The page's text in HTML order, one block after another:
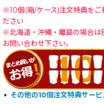
※10個(箱/ケース)注文特典をご
ださい
※北海道・沖縄・離島の場合は
お問い合わせ下さい。
その他の10個注文特典サー